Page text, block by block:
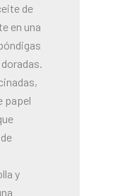
de
en una
papel
y